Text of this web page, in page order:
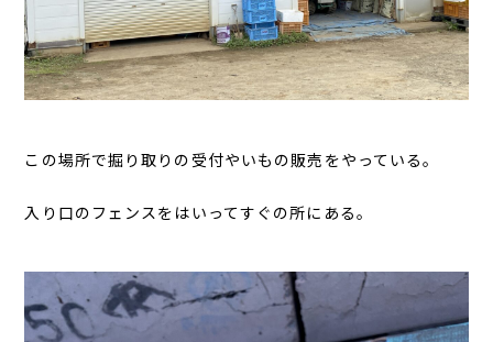
この場所で掘り取りの受付やいもの販売をやっている。
入り口のフェンスをはいってすぐの所にある。